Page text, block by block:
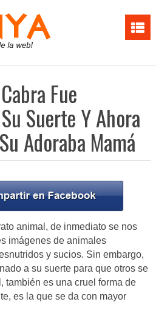
Fue
Suerte Y Ahora
Adoraba Mamá
animal, de inmediato se nos
imágenes de animales
y sucios. Sin embargo,
a su suerte para que otros se
también es una cruel forma de
es la que se da con mayor